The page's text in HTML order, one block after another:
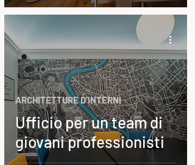
Ufficio per un team di
giovani professionisti
ARCHITETTURE D'INTERNI